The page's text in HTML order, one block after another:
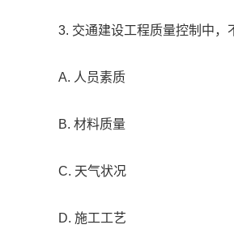
3. 交通建设工程质量控制中，
A. 人员素质
B. 材料质量
C. 天气状况
D. 施工工艺